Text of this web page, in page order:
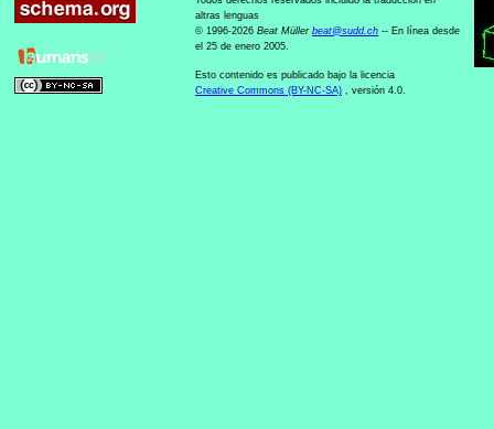
altras lenguas
© 1996-2026 Beat Müller beat@sudd.ch -- En línea desde
el 25 de enero 2005.
Esto contenido es publicado bajo la licencia
Creative Commons (BY-NC-SA) , versión 4.0.